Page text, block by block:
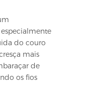
do couro
mais
de
os fios